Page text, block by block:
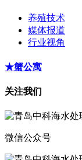
养殖技术
媒体报道
行业视角
★蟹公寓
关注我们
微信公众号